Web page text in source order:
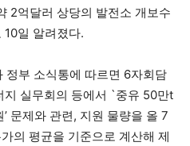
2억달러 상당의 발전소 개보수
일 알려졌다.
정부 소식통에 따르면 6자회담
지 실무회의 등에서 `중유 50만t
문제와 관련, 지원 물량을 올 7
의 평균을 기준으로 계산해 제